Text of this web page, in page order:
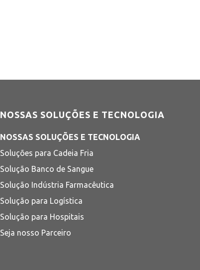
NOSSAS SOLUÇÕES E TECNOLOGIA
NOSSAS SOLUÇÕES E TECNOLOGIA
Soluções para Cadeia Fria
Solução Banco de Sangue
Solução Indústria Farmacêutica
Solução para Logística
Solução para Hospitais
Seja nosso Parceiro